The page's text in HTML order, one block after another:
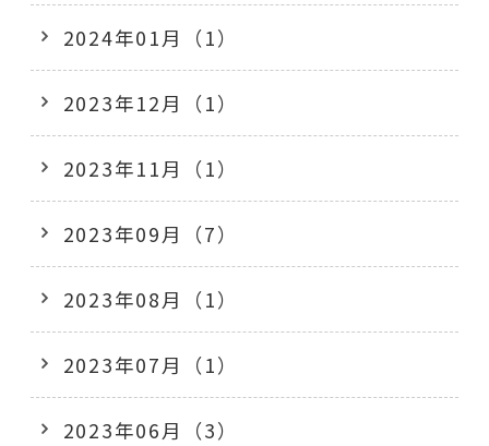
2024年01月（1）
2023年12月（1）
2023年11月（1）
2023年09月（7）
2023年08月（1）
2023年07月（1）
2023年06月（3）